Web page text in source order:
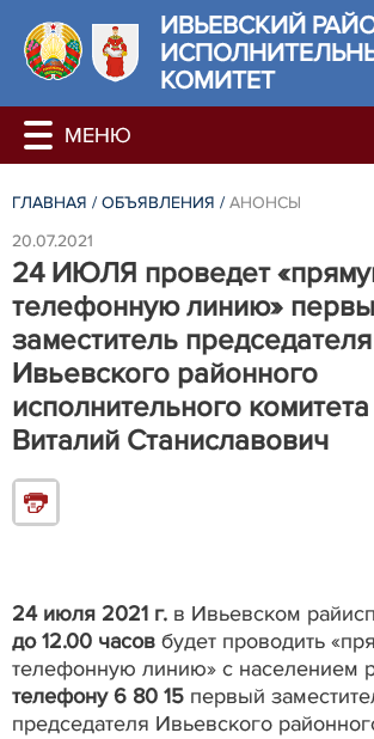
ИВЬЕВСКИЙ
КОМИТЕТ
ГЛАВНАЯ / ОБЪЯВЛЕНИЯ / АНОНСЫ
20.07.2021
24 ИЮЛЯ проведет
телефонную линию»
заместитель председателя
Ивьевского районного
исполнительного
Виталий Станиславович
24 июля 2021 г. в Ивьевском
до 12.00 часов будет проводить
телефонную линию» с населением
телефону 6 80 15 первый
председателя Ивьевского